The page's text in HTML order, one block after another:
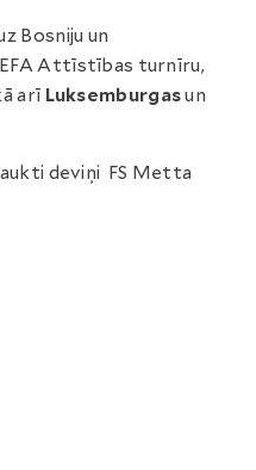
Bosniju un
Attīstības turnīru,
arī Luksemburgasun
deviņi FS Metta